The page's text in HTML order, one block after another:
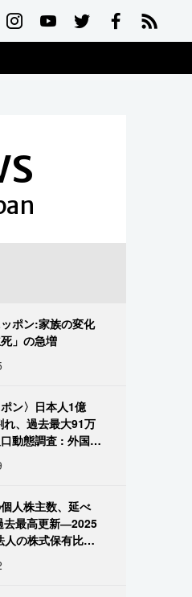
ポン:家族の変化
」の急増
ポン〉日本人1億
、過去最大91万
動態調査 : 外国人
人株主数、延べ
去最高更新―2025
人の株式保有比率